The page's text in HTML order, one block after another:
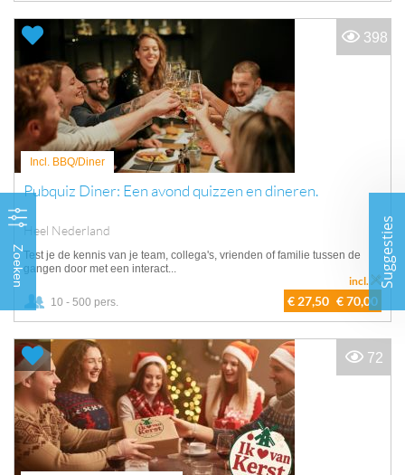
Zoeken
Incl. BBQ/Diner
Pubquiz Diner: Een avond quizzen en dineren.
Heel Nederland
Test je de kennis van je team, collega's, vrienden of familie tussen de
gangen door met een interact...
10 - 500 pers. € 27,50 € 70,00
incl.
398
72
Suggesties